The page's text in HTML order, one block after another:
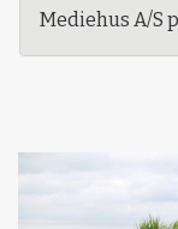
Mediehus A/S